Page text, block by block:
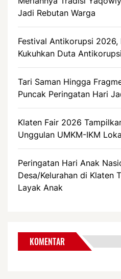
Jadi Rebutan Warga
Festival Antikorupsi 2026,
Kukuhkan Duta Antikorupsi
Tari Saman Hingga
Puncak Peringatan Hari
Klaten Fair 2026
Unggulan UMKM-IKM Loka
Peringatan Hari Anak
Desa/Kelurahan di Klaten
Layak Anak
KOMENTAR